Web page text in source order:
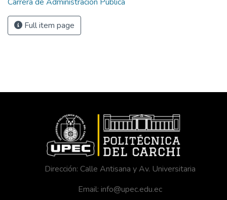
Full item page
Dirección: Calle Antisana y Av. Universitaria
Email: info@upec.edu.ec